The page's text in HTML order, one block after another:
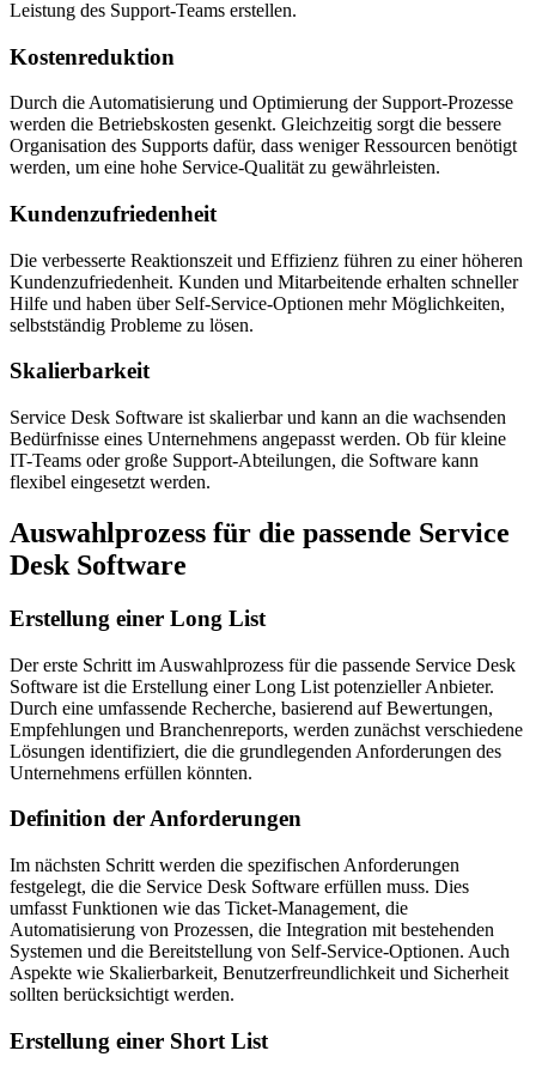
Leistung des Support-Teams erstellen.
Kostenreduktion
Durch die Automatisierung und Optimierung der Support-Prozesse
werden die Betriebskosten gesenkt. Gleichzeitig sorgt die bessere
Organisation des Supports dafür, dass weniger Ressourcen benötigt
werden, um eine hohe Service-Qualität zu gewährleisten.
Kundenzufriedenheit
Die verbesserte Reaktionszeit und Effizienz führen zu einer höheren
Kundenzufriedenheit. Kunden und Mitarbeitende erhalten schneller
Hilfe und haben über Self-Service-Optionen mehr Möglichkeiten,
selbstständig Probleme zu lösen.
Skalierbarkeit
Service Desk Software ist skalierbar und kann an die wachsenden
Bedürfnisse eines Unternehmens angepasst werden. Ob für kleine
IT-Teams oder große Support-Abteilungen, die Software kann
flexibel eingesetzt werden.
Auswahlprozess für die passende Service
Desk Software
Erstellung einer Long List
Der erste Schritt im Auswahlprozess für die passende Service Desk
Software ist die Erstellung einer Long List potenzieller Anbieter.
Durch eine umfassende Recherche, basierend auf Bewertungen,
Empfehlungen und Branchenreports, werden zunächst verschiedene
Lösungen identifiziert, die die grundlegenden Anforderungen des
Unternehmens erfüllen könnten.
Definition der Anforderungen
Im nächsten Schritt werden die spezifischen Anforderungen
festgelegt, die die Service Desk Software erfüllen muss. Dies
umfasst Funktionen wie das Ticket-Management, die
Automatisierung von Prozessen, die Integration mit bestehenden
Systemen und die Bereitstellung von Self-Service-Optionen. Auch
Aspekte wie Skalierbarkeit, Benutzerfreundlichkeit und Sicherheit
sollten berücksichtigt werden.
Erstellung einer Short List